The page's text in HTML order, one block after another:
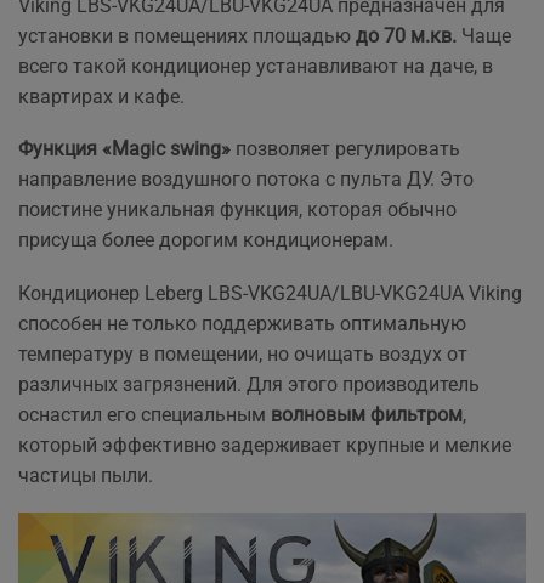
Viking LBS-VKG24UA/LBU-VKG24UA предназначен для
установки в помещениях площадью до 70 м.кв. Чаще
всего такой кондиционер устанавливают на даче, в
квартирах и кафе.
Функция «Magic swing» позволяет регулировать
направление воздушного потока с пульта ДУ. Это
поистине уникальная функция, которая обычно
присуща более дорогим кондиционерам.
Кондиционер Leberg LBS-VKG24UA/LBU-VKG24UA Viking
способен не только поддерживать оптимальную
температуру в помещении, но очищать воздух от
различных загрязнений. Для этого производитель
оснастил его специальным волновым фильтром,
который эффективно задерживает крупные и мелкие
частицы пыли.